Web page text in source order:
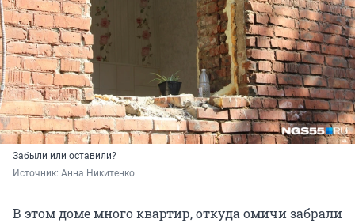
Забыли или оставили?
Источник: Анна Никитенко
В этом доме много квартир, откуда омичи забрали